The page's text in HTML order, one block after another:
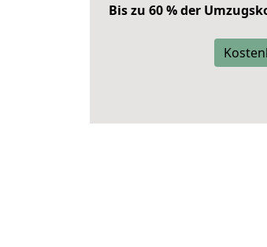
Bis zu 60 % der